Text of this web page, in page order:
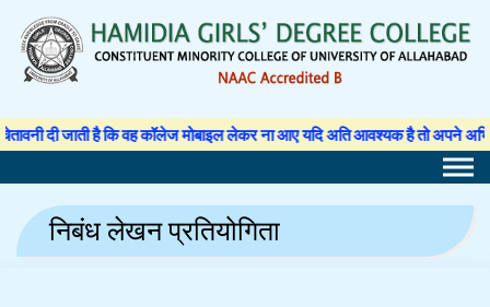
content
जाती है कि वह कॉलेज मोबाइल लेकर ना आए यदि अति आवश्यक है तो अपने अभिभावक से
निबंध लेखन प्रतियोगिता